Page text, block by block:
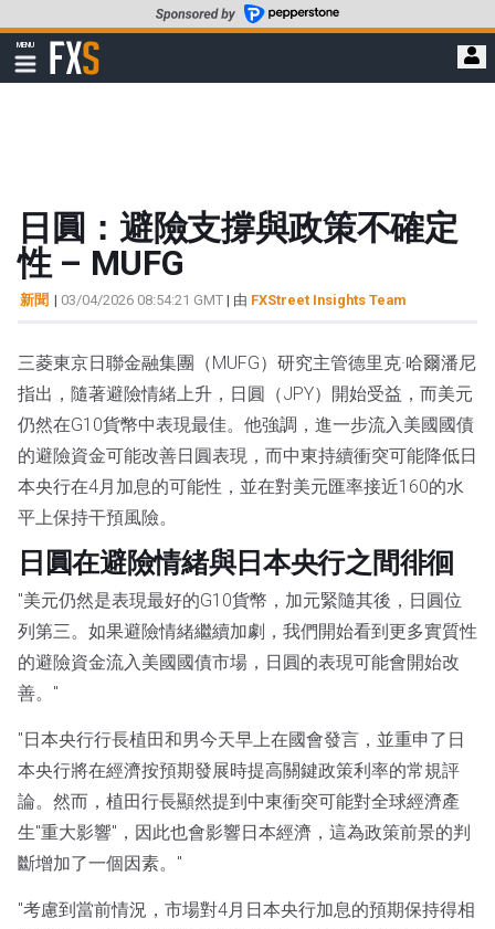
至
要
MENU
顯
示
FXStreet
日圓：避險支撐與政策不確定
性 – MUFG
新聞 | 03/04/2026 08:54:21 GMT | 由 FXStreet Insights Team
三菱東京日聯金融集團（MUFG）研究主管德里克·哈爾潘尼
指出，隨著避險情緒上升，日圓（JPY）開始受益，而美元
仍然在G10貨幣中表現最佳。他強調，進一步流入美國國債
的避險資金可能改善日圓表現，而中東持續衝突可能降低日
本央行在4月加息的可能性，並在對美元匯率接近160的水
平上保持干預風險。
日圓在避險情緒與日本央行之間徘徊
"美元仍然是表現最好的G10貨幣，加元緊隨其後，日圓位
列第三。如果避險情緒繼續加劇，我們開始看到更多實質性
的避險資金流入美國國債市場，日圓的表現可能會開始改
善。"
"日本央行行長植田和男今天早上在國會發言，並重申了日
本央行將在經濟按預期發展時提高關鍵政策利率的常規評
論。然而，植田行長顯然提到中東衝突可能對全球經濟產
生"重大影響"，因此也會影響日本經濟，這為政策前景的判
斷增加了一個因素。"
"考慮到當前情況，市場對4月日本央行加息的預期保持得相